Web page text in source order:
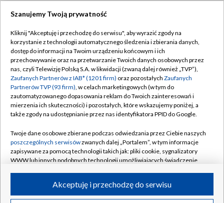
TVP
Abonament TVP
Emisja w TVP
Centrum informacji TVP
Naziemna Telewizja Cyfrowa
Rada Programowa
System NOS
Informacje o nadawcy
Program dla prasy
Regulamin TVP
Polityka prywatności
Moje zgody
Pomoc
Kontakt
Kanały
©2026 Telewizja Polska S.A. w likwidacji
Szanujemy Twoją prywatność
Kliknij "Akceptuję i przechodzę do serwisu", aby wyrazić zgody na
korzystanie z technologii automatycznego śledzenia i zbierania danych,
dostęp do informacji na Twoim urządzeniu końcowym i ich
przechowywanie oraz na przetwarzanie Twoich danych osobowych przez
nas, czyli Telewizję Polską S.A. w likwidacji (zwaną dalej również „TVP”),
Zaufanych Partnerów z IAB* (1201 firm) oraz pozostałych Zaufanych
Partnerów TVP (93 firm), w celach marketingowych (w tym do
zautomatyzowanego dopasowania reklam do Twoich zainteresowań i
mierzenia ich skuteczności) i pozostałych, które wskazujemy poniżej, a
także zgody na udostępnianie przez nas identyfikatora PPID do Google.
Twoje dane osobowe zbierane podczas odwiedzania przez Ciebie naszych
poszczególnych serwisówzwanych dalej „Portalem”, w tym informacje
zapisywane za pomocą technologii takich jak: pliki cookie, sygnalizatory
WWW lub innych podobnych technologii umożliwiających świadczenie
ruchu w Internecie.Akceptuję i przechodzę do serwisu